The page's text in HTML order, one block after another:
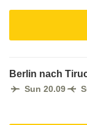
Berlin nach
Sun 20.09